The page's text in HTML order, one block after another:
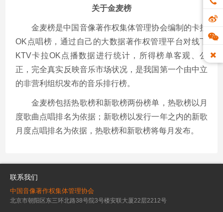
关于金麦榜
金麦榜是中国音像著作权集体管理协会编制的卡拉
OK点唱榜，通过自己的大数据著作权管理平台对线下
KTV卡拉OK点播数据进行统计，所得榜单客观、公
正，完全真实反映音乐市场状况，是我国第一个由中立
的非营利组织发布的音乐排行榜。
金麦榜包括热歌榜和新歌榜两份榜单，热歌榜以月
度歌曲点唱排名为依据；新歌榜以发行一年之内的新歌
月度点唱排名为依据，热歌榜和新歌榜将每月发布。
联系我们
中国音像著作权集体管理协会
北京市朝阳区东三环北路38号院3号楼安联大厦22层2212号